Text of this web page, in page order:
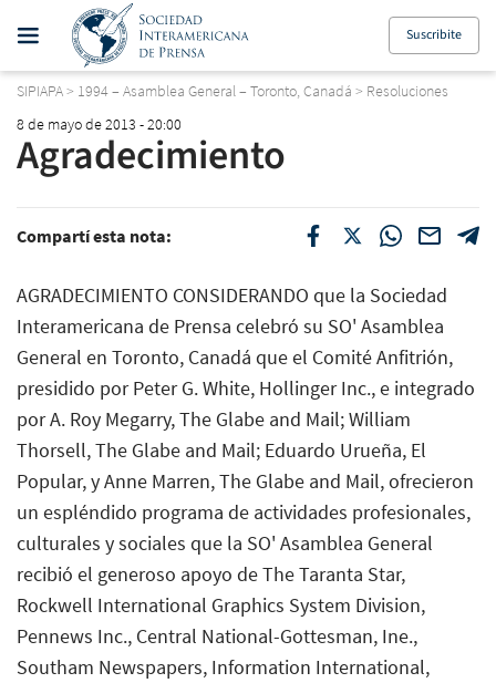
Suscribite
SIPIAPA> 1994 – Asamblea General – Toronto, Canadá > Resoluciones
8 de mayo de 2013 - 20:00
Agradecimiento
Compartí esta nota:
AGRADECIMIENTO CONSIDERANDO que la Sociedad
Interamericana de Prensa celebró su SO' Asamblea
General en Toronto, Canadá que el Comité Anfitrión,
presidido por Peter G. White, Hollinger Inc., e integrado
por A. Roy Megarry, The Glabe and Mail; William
Thorsell, The Glabe and Mail; Eduardo Urueña, El
Popular, y Anne Marren, The Glabe and Mail, ofrecieron
un espléndido programa de actividades profesionales,
culturales y sociales que la SO' Asamblea General
recibió el generoso apoyo de The Taranta Star,
Rockwell International Graphics System Division,
Pennews Inc., Central National-Gottesman, Ine.,
Southam Newspapers, Information International,